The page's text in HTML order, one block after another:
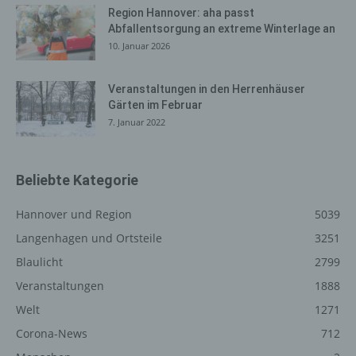
Region Hannover: aha passt
Abfallentsorgung an extreme Winterlage an
10. Januar 2026
Veranstaltungen in den Herrenhäuser
Gärten im Februar
7. Januar 2022
Beliebte Kategorie
Hannover und Region
5039
Langenhagen und Ortsteile
3251
Blaulicht
2799
Veranstaltungen
1888
Welt
1271
Corona-News
712
gelöscht werden. Dies ist in allen gängigen
Internetbrowsern möglich. Deaktiviert die betroffene
Person die Setzung von Cookies in dem genutzten
Internetbrowser, sind unter Umständen nicht alle
Erfassung von allgemeinen Daten
und Informationen
Internetseite durch eine betroffene Person oder ein
Daten und Informationen. Diese allgemeinen Daten und
gespeichert. Erfasst werden können die (1) verwendeten
Browsertypen und Versionen, (2) das vom zugreifenden
System verwendete Betriebssystem, (3) die
unsere Internetseite gelangt (sogenannte Referrer), (4)
die Unterwebseiten, welche über ein zugreifendes
System auf unserer Internetseite angesteuert werden,